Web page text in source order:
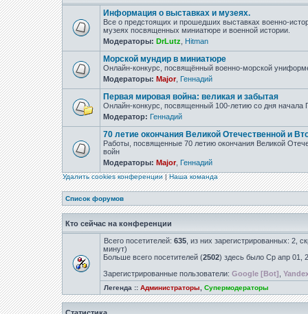
Информация о выставках и музеях.
Все о предстоящих и прошедших выставках военно-
музеях посвященных миниатюре и военной истории.
Модераторы: DrLutz Hitman
Морской мундир в миниатюре
Онлайн-конкурс, посвящённый военно-морской
Модераторы: Major, Геннадий
Первая мировая война: великая и забытая
Онлайн-конкурс, посвященный 100-летию со дня начала
Модератор: Геннадий
70 летие окончания Великой Отечественной и
Работы, посвященные 70 летию окончания Великой
войн
Модераторы: Major, Геннадий
Удалить cookies конференции|Наша команда
Список форумов
Кто сейчас на конференции
Всего посетителей: 635 , из них зарегистрированных: 2,
минут)
Больше всего посетителей (2502) здесь было Ср апр 01,
Зарегистрированные пользователи: Google [Bot]
Легенда :: Администраторы Супермодераторы